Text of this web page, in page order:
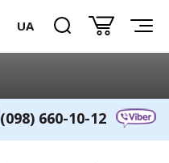
UA
(098) 660-10-12